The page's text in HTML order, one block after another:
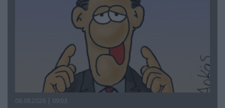
06.08.2026 | 09:03